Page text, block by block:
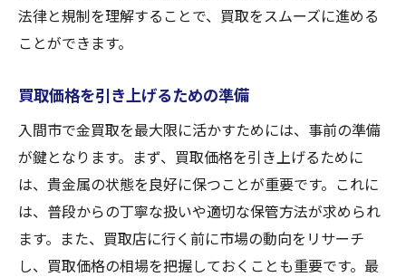
貴金属の磨耗や損傷の確認
価値を高める手入れ方法
状態によって異なる査定基準
プロによる鑑定の重要性
状態を維持するための日常ケア
熟練の鑑定士が引き出す貴金属の本当の価値
信頼できる鑑定士の選び方
鑑定士の資格と経験を確認する
法律と規制を理解することで、買取をスムーズに進める
ことができます。
買取価格を引き上げるための準備
入間市で金買取を最大限に活かすためには、事前の準備
が鍵となります。まず、買取価格を引き上げるために
は、貴金属の状態を良好に保つことが重要です。これに
は、普段からの丁寧な扱いや適切な保管方法が求められ
ます。また、買取店に行く前に市場の動向をリサーチ
し、買取価格の相場を把握しておくことも重要です。最